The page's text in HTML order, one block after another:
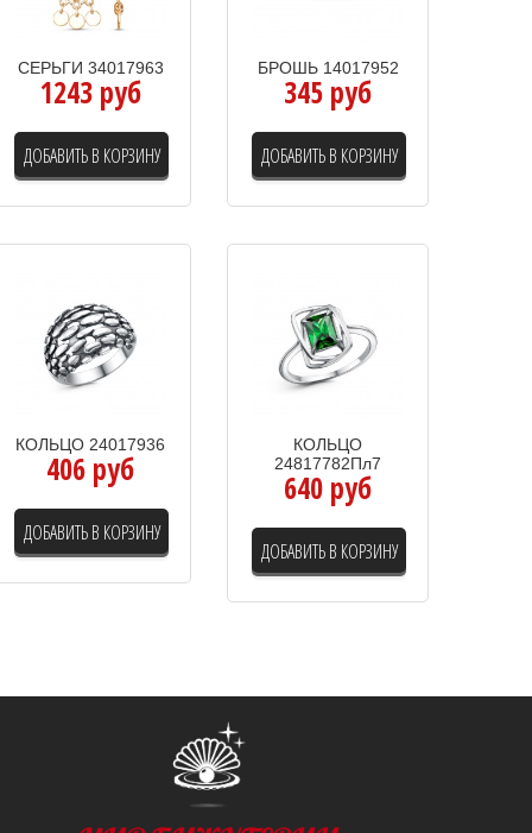
СЕРЬГИ 34017963
1243 руб
ДОБАВИТЬ В КОРЗИНУ
БРОШЬ 14017952
345 руб
ДОБАВИТЬ В КОРЗИНУ
КОЛЬЦО 24017936
406 руб
ДОБАВИТЬ В КОРЗИНУ
КОЛЬЦО
24817782Пл7
640 руб
ДОБАВИТЬ В КОРЗИНУ